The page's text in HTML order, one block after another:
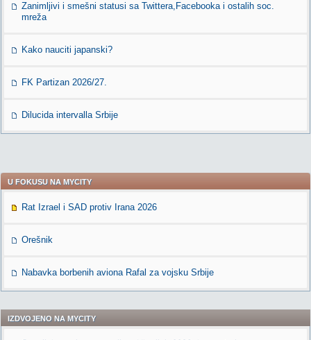
Zanimljivi i smešni statusi sa Twittera,Facebooka i ostalih soc.
mreža
Kako nauciti japanski?
FK Partizan 2026/27.
Dilucida intervalla Srbije
U FOKUSU NA MYCITY
Rat Izrael i SAD protiv Irana 2026
Orešnik
Nabavka borbenih aviona Rafal za vojsku Srbije
IZDVOJENO NA MYCITY